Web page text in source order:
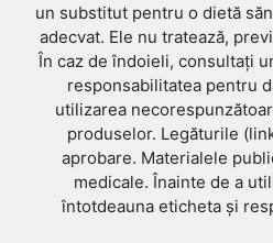
un substitut pentru o dietă
adecvat. Ele nu tratează,
În caz de îndoieli, consultați
responsabilitatea pentru
utilizarea
produselor. Legăturile
aprobare. Materialele
medicale. Înainte de a
întotdeauna eticheta și